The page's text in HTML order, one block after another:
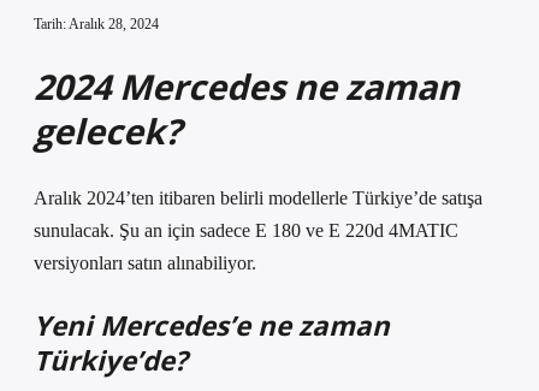
Tarih: Aralık 28, 2024
2024 Mercedes ne zaman
gelecek?
Aralık 2024’ten itibaren belirli modellerle Türkiye’de satışa
sunulacak. Şu an için sadece E 180 ve E 220d 4MATIC
versiyonları satın alınabiliyor.
Yeni Mercedes’e ne zaman
Türkiye’de?